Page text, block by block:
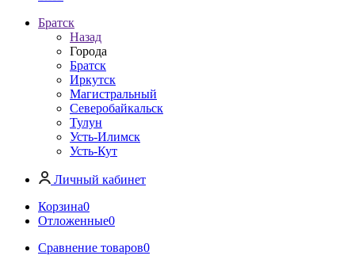
Братск
Назад
Города
Братск
Иркутск
Магистральный
Северобайкальск
Тулун
Усть-Илимск
Усть-Кут
Личный кабинет
Корзина0
Отложенные0
Сравнение товаров0